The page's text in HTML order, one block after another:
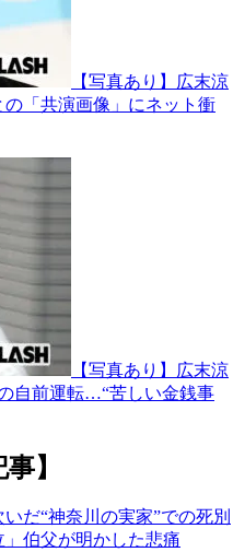
【写真あり】広末涼
「共演画像」にネット衝
【写真あり】広末涼
自前運転…“苦しい金銭事
】
だ“神奈川の実家”での死別
」伯父が明かした悲痛